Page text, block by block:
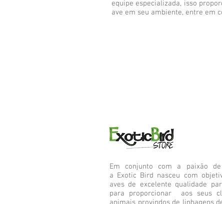
equipe especializada, isso
ave em seu ambiente, entre em
Em conjunto com a paixão
a Exotic Bird nasceu com
aves de excelente qualidade
para proporcionar aos seus